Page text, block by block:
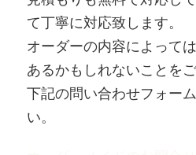
て丁寧に対応致します。
オーダーの内容によって
あるかもしれないことを
下記の問い合わせフォー
い。